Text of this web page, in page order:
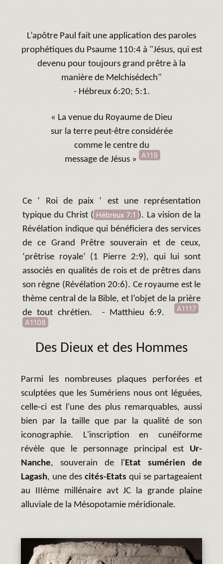
L’apôtre Paul fait une application des paroles
prophétiques du Psaume 110:4 à "Jésus, qui est
devenu pour toujours grand prêtre à la
manière de Melchisédech"
- Hébreux 6:20; 5:1.
« La venue du Royaume de Dieu
sur la terre peut-être considérée
comme le centre du
message de Jésus »
A119
Ce ‘ Roi de paix ’ est une représentation
typique du Christ ( Hébreux 7:1 ). La vision de la
Révélation indique qui bénéficiera des services
de ce Grand Prêtre souverain et de ceux,
‘prêtrise royale’ (1 Pierre 2:9), qui lui sont
associés en qualités de rois et de prêtres dans
son règne (Révélation 20:6). Ce royaume est le
thème central de la Bible, et l’objet de la prière
de tout chrétien. - Matthieu 6:9.
A1117
A1108
Des Dieux et des Hommes
Parmi les nombreuses plaques perforées et
sculptées que les Sumériens nous ont léguées,
celle-ci est l'une des plus remarquables, aussi
bien par la taille que par la qualité de son
iconographie. L'inscription en cunéiforme
révèle que le personnage principal est Ur-
Nanche, souverain de l'Etat sumérien de
Lagash, une des cités-Etats qui se partageaient
au IIIème millénaire avt JC la grande plaine
alluviale de la Mésopotamie méridionale.